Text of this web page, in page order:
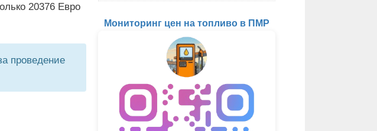
20376 Евро
проведение
Мониторинг цен на топливо в ПМР